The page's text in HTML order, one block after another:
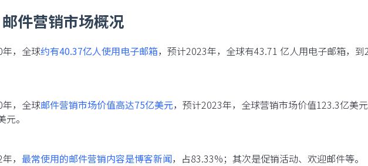
件营销市场概况
，全球约有40.37亿人使用电子邮箱，预计2023年，全球有43.71 亿人用电子邮箱，
，全球邮件营销市场价值高达75亿美元，预计2023年，全球营销市场价值123.3亿美
。
， 最常使用的邮件营销内容是博客新闻，占83.33%；其次是促销活动、欢迎邮件等。